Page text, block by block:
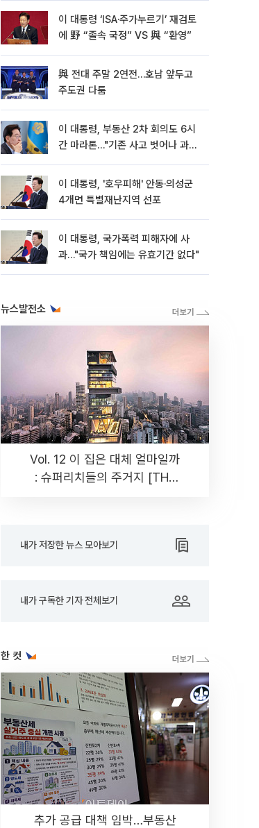
이 대통령 ‘ISA·주가누르기’ 재검토
에 野 “졸속 국정” VS 與 “환영”
與 전대 주말 2연전…호남 앞두고
주도권 다툼
이 대통령, 부동산 2차 회의도 6시
간 마라톤…"기존 사고 벗어나 과감
이 대통령, '호우피해' 안동·의성군
4개면 특별재난지역 선포
이 대통령, 국가폭력 피해자에 사
과…"국가 책임에는 유효기간 없다"
뉴스발전소
Vol. 12 이 집은 대체 얼마일까
: 슈퍼리치들의 주거지 [THE
내가 저장한 뉴스 모아보기
내가 구독한 기자 전체보기
한 컷
추가 공급 대책 임박…부동산